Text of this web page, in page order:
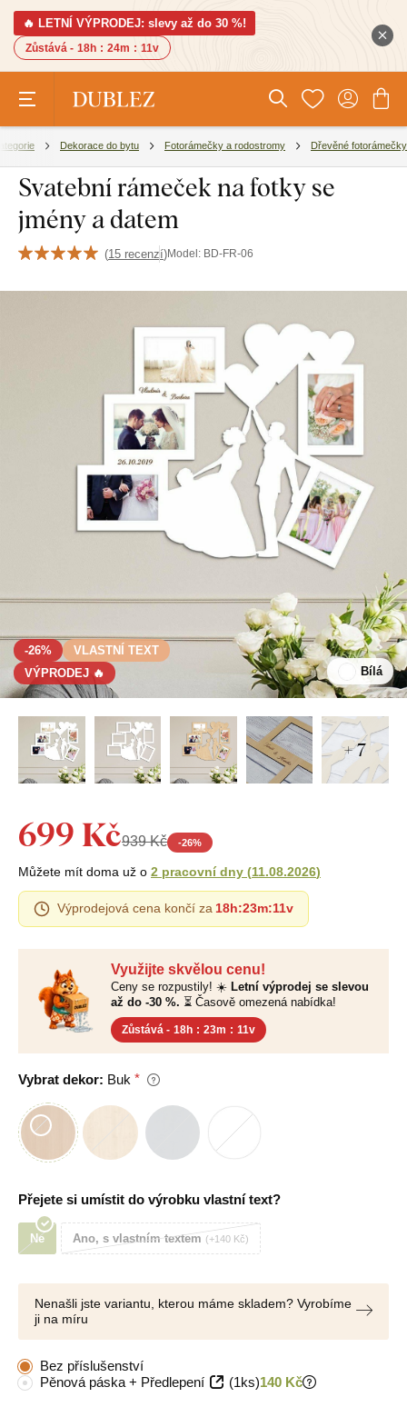
🔥 LETNÍ VÝPRODEJ: slevy až do 30 %!
Zůstává - 18h : 24m : 10v
Dekorace do bytu Fotorámečky a rodostromy Dřevěné fotorámečky
Svatební rámeček na fotky se
jmény a datem
(15 recenzí)Model: BD-FR-06
-26%
VLASTNÍ TEXT
VÝPRODEJ 🔥
Bílá
+ 7
Využijte skvělou cenu!
Ceny se rozpustily! ☀️ Letní výprodej se slevou
až do -30 %. ⏳ Časově omezená nabídka!
Zůstává - 18h : 23m : 10v
Vybrat dekor: Buk
Přejete si umístit do výrobku vlastní text?
Ne Ano, s vlastním textem +140 Kč
Nenašli jste variantu, kterou máme skladem? Vyrobíme
ji na míru
699 Kč939 Kč -26%
Můžete mít doma už o 2 pracovní dny (11.08.2026)
Výprodejová cena končí za 18h:23m:10v
Bez příslušenství
Pěnová páska + Předlepení
(1ks)140 Kč